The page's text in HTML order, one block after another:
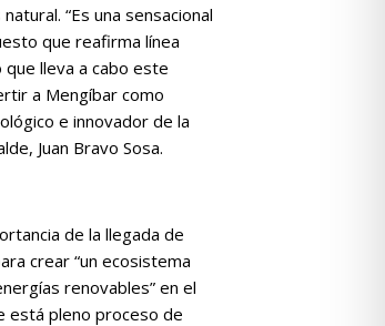
“Es una sensacional
que reafirma línea
lleva a cabo este
a Mengíbar como
e innovador de la
Juan Bravo Sosa.
de la llegada de
crear “un ecosistema
renovables” en el
está pleno proceso de